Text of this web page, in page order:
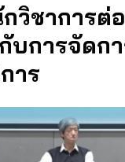
วิชาการต่
บการจัดก
าร